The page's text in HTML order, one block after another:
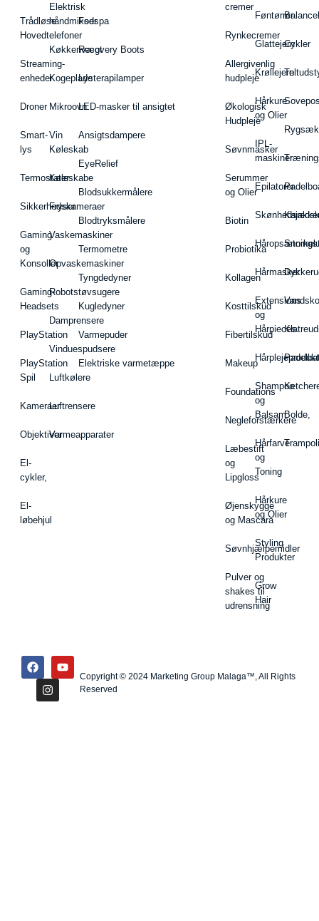
Trådløse
Hovedtelefoner
Streaming-
enheder
Droner
Smart-
lys
Termostater
Sikkerhedskameraer
Gaming
og
Konsoller
Gaming-
Headsets
PlayStation
PlayStation
Spil
Kameraer
Objektiver
El-
cykler,
El-
løbehjul
Elektrisk
håndmikser
Køkkenvægt
Kogeplade
Mikroovn
Vin
Køleskab
Køleskabe
Fryser
Vaskemaskiner
Opvaskemaskiner
Robotstøvsugere
Damprensere
Vinduespudsere
Luftkølere
Luftrensere
Varmeapparater
Fodspa
Recovery Boots
Lysterapilamper
LED-masker til ansigtet
Ansigtsdampere
EyeRelief
Blodsukkermålere
Blodtryksmålere
Termometre
Tyngdedyner
Kugledyner
Varmepuder
Elektriske varmetæppe
cremer
Rynkecremer
Allergivenlig
hudpleje
Økologisk
Hudpleje
Søvnmasker
Serummer
og Olier
Biotin
Probiotika
Kollagen
Kosttilskud
Fibertilskud
Makeup
Foundations
Negleforstærkere
Læbestift
og
Lipgloss
Øjenskygge
og Mascara
Søvnhjælpemidler
Pulver og
shakes til
udrensning
Føntørrer
Glattejern
Krøllejern
Hårkure
og Olier
IPL-
maskiner
Epilatorer
Hårmasker
Extensions
og
Hårpieces
Shampoo
og
Balsam
Hårfarve
og
Toning
Hårkure
og Olier
Styling
Produkter
Grow
Hair
Cykler
Vandsko
Bolde,
Copyright © 2024 Marketing Group Malaga™, All Rights
Reserved